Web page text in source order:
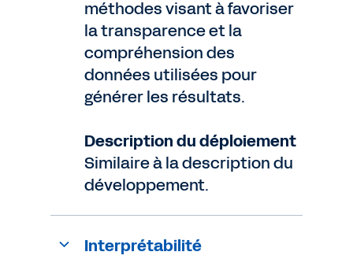
méthodes visant à favoriser
la transparence et la
compréhension des
données utilisées pour
générer les résultats.
Description du déploiement
Similaire à la description du
développement.
Interprétabilité